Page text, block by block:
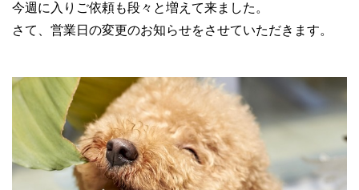
今週に入りご依頼も段々と増えて来ました。
さて、営業日の変更のお知らせをさせていただきます。